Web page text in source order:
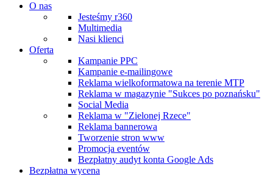
O nas
Jesteśmy r360
Multimedia
Nasi klienci
Oferta
Kampanie PPC
Kampanie e-mailingowe
Reklama wielkoformatowa na terenie MTP
Reklama w magazynie "Sukces po poznańsku"
Social Media
Reklama w "Zielonej Rzece"
Reklama bannerowa
Tworzenie stron www
Promocja eventów
Bezpłatny audyt konta Google Ads
Bezpłatna wycena